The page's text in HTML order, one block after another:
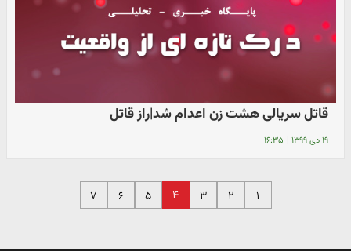
قاتل سریالی هشت زن اعدام شد|راز قاتل
۱۹ دی ۱۳۹۹ | ۱۶:۳۵
۱ ۲ ۳ ۴ ۵ ۶ ۷